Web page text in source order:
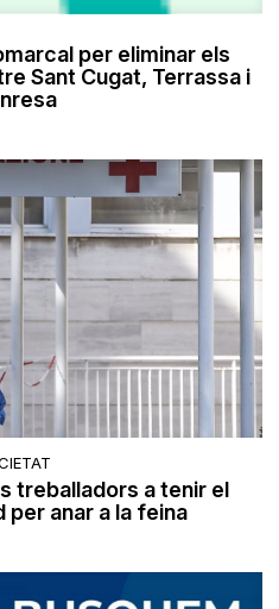
per eliminar els
Sant Cugat, Terrassa i
treballadors a tenir el
anar a la feina